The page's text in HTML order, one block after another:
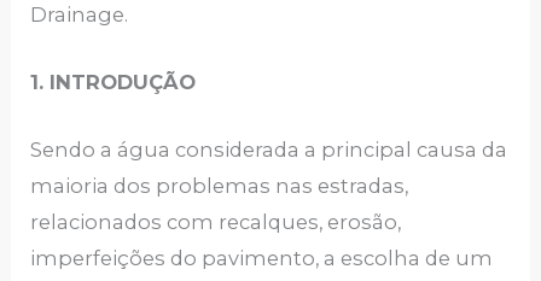
Drainage.
1. INTRODUÇÃO
Sendo a água considerada a principal causa da
maioria dos problemas nas estradas,
relacionados com recalques, erosão,
imperfeições do pavimento, a escolha de um